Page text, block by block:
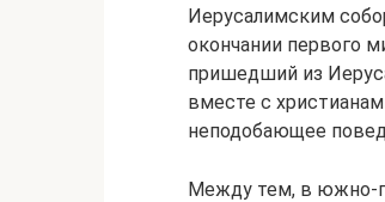
Иерусалимским
окончании первого
пришедший из
вместе с
неподобающее
Между тем, в южно-